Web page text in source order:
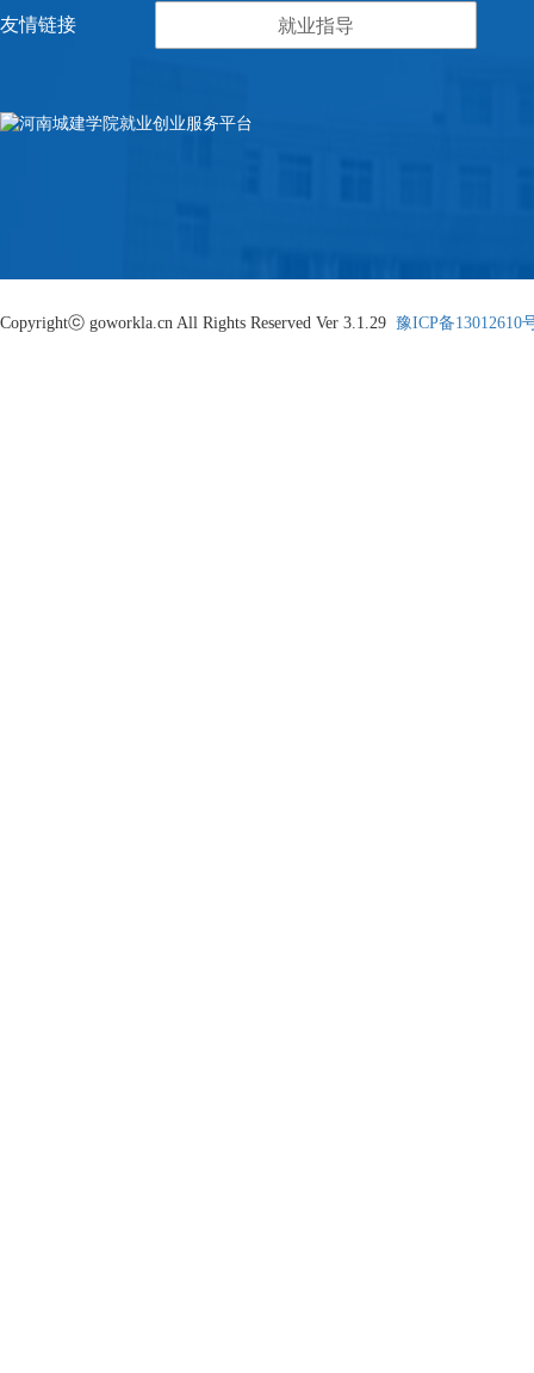
友情链接 就业指导
Copyrightⓒ goworkla.cn All Rights Reserved Ver 3.1.29 豫ICP备13012610